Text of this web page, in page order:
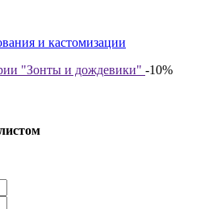
и кастомизации
"Зонты и дождевики" -10%